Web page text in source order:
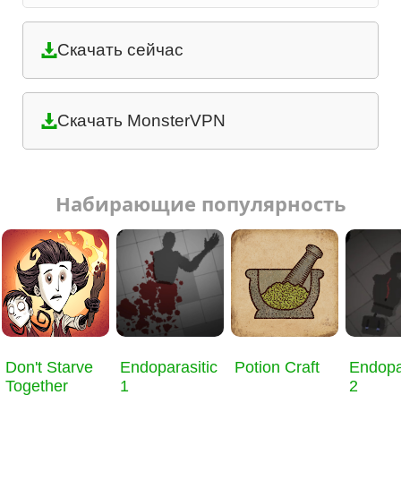
Скачать сейчас
Скачать MonsterVPN
Набирающие популярность
Don't Starve
Together
Endoparasitic
1
Potion Craft
2